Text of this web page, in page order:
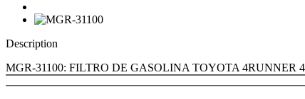
Description
MGR-31100: FILTRO DE GASOLINA TOYOTA 4RUNNER